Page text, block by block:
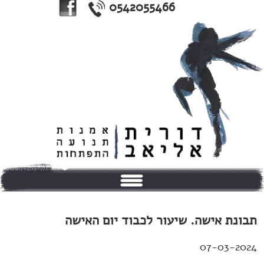
0542055466
טיפולים
תבונת אישה. שיעור לכבוד יום האישה
07-03-2024